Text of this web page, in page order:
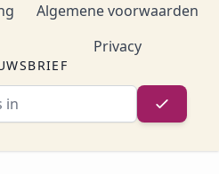
Algemene voorwaarden
Privacy